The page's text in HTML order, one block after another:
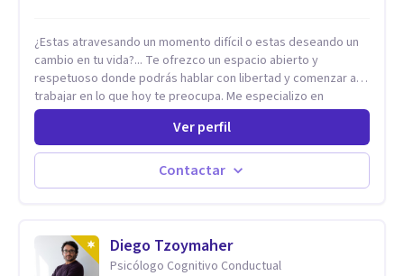
¿Estas atravesando un momento difícil o estas deseando un
cambio en tu vida?... Te ofrezco un espacio abierto y
respetuoso donde podrás hablar con libertad y comenzar a
trabajar en lo que hoy te preocupa. Me especializo en
Trastornos de Ansiedad y a lo largo de mi experiencia
profesional he acompañado a muchas Familias y Parejas con
distintas problemáticas como el manejo del estrés,
Autoestima, Gestión de la Ira, Depresión, Retos en la Crianza,
Codependencia, Celos, entre otros. Cuento con más de 12
Adolescentes y Adultos
Ver perfil
Contactar
Diego Tzoymaher
Psicólogo Cognitivo Conductual